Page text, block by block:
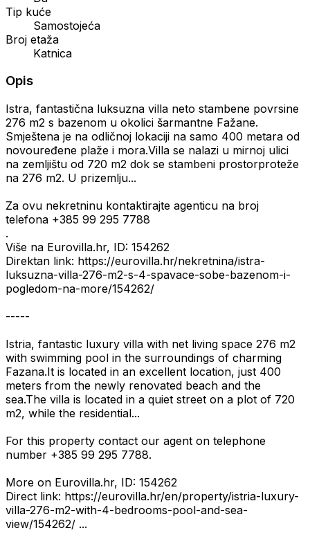
Tip kuće
Samostojeća
Broj etaža
Katnica
Opis
Istra, fantastična luksuzna villa neto stambene povrsine
276 m2 s bazenom u okolici šarmantne Fažane.
Smještena je na odličnoj lokaciji na samo 400 metara od
novouređene plaže i mora.Villa se nalazi u mirnoj ulici
na zemljištu od 720 m2 dok se stambeni prostorproteže
na 276 m2. U prizemlju...
Za ovu nekretninu kontaktirajte agenticu na broj
telefona +385 99 295 7788
.
Više na Eurovilla.hr, ID: 154262
Direktan link: https://eurovilla.hr/nekretnina/istra-
luksuzna-villa-276-m2-s-4-spavace-sobe-bazenom-i-
pogledom-na-more/154262/
-----
Istria, fantastic luxury villa with net living space 276 m2
with swimming pool in the surroundings of charming
Fazana.It is located in an excellent location, just 400
meters from the newly renovated beach and the
sea.The villa is located in a quiet street on a plot of 720
m2, while the residential...
For this property contact our agent on telephone
number +385 99 295 7788.
More on Eurovilla.hr, ID: 154262
Direct link: https://eurovilla.hr/en/property/istria-luxury-
villa-276-m2-with-4-bedrooms-pool-and-sea-
view/154262/ ...